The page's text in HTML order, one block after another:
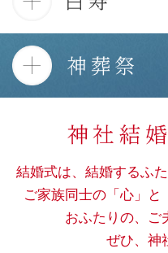
結婚式は、結婚するふ
ご家族同士の「心」と
おふたりの、ご
ぜひ、神